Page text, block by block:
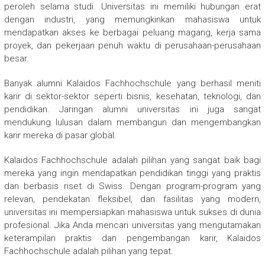
peroleh selama studi. Universitas ini memiliki hubungan erat
dengan industri, yang memungkinkan mahasiswa untuk
mendapatkan akses ke berbagai peluang magang, kerja sama
proyek, dan pekerjaan penuh waktu di perusahaan-perusahaan
besar.
Banyak alumni Kalaidos Fachhochschule yang berhasil meniti
karir di sektor-sektor seperti bisnis, kesehatan, teknologi, dan
pendidikan. Jaringan alumni universitas ini juga sangat
mendukung lulusan dalam membangun dan mengembangkan
karir mereka di pasar global.
Kalaidos Fachhochschule adalah pilihan yang sangat baik bagi
mereka yang ingin mendapatkan pendidikan tinggi yang praktis
dan berbasis riset di Swiss. Dengan program-program yang
relevan, pendekatan fleksibel, dan fasilitas yang modern,
universitas ini mempersiapkan mahasiswa untuk sukses di dunia
profesional. Jika Anda mencari universitas yang mengutamakan
keterampilan praktis dan pengembangan karir, Kalaidos
Fachhochschule adalah pilihan yang tepat.